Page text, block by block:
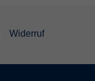
Widerruf